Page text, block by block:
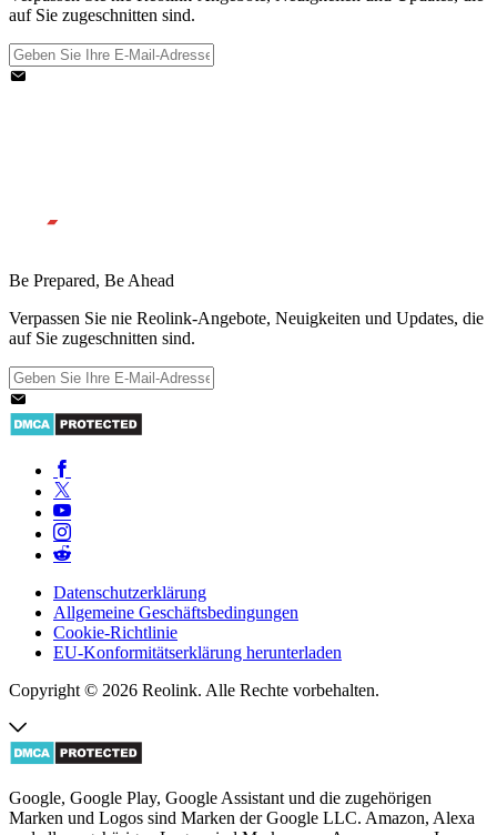
auf Sie zugeschnitten sind.
Be Prepared, Be Ahead
Verpassen Sie nie Reolink-Angebote, Neuigkeiten und Updates, die
auf Sie zugeschnitten sind.
Datenschutzerklärung
Allgemeine Geschäftsbedingungen
Cookie-Richtlinie
EU-Konformitätserklärung herunterladen
Copyright © 2026 Reolink. Alle Rechte vorbehalten.
Google, Google Play, Google Assistant und die zugehörigen
Marken und Logos sind Marken der Google LLC. Amazon, Alexa